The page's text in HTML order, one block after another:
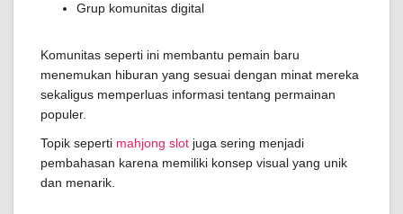
Grup komunitas digital
Komunitas seperti ini membantu pemain baru
menemukan hiburan yang sesuai dengan minat mereka
sekaligus memperluas informasi tentang permainan
populer.
Topik seperti mahjong slot juga sering menjadi
pembahasan karena memiliki konsep visual yang unik
dan menarik.